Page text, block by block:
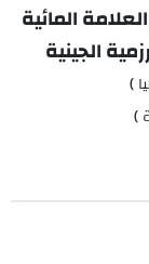
المائية
)
)